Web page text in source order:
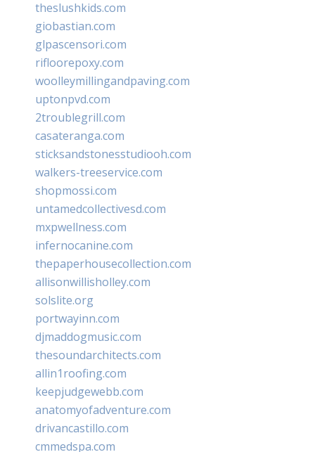
theslushkids.com
giobastian.com
glpascensori.com
rifloorepoxy.com
woolleymillingandpaving.com
uptonpvd.com
2troublegrill.com
casateranga.com
sticksandstonesstudiooh.com
walkers-treeservice.com
shopmossi.com
untamedcollectivesd.com
mxpwellness.com
infernocanine.com
thepaperhousecollection.com
allisonwillisholley.com
solslite.org
portwayinn.com
djmaddogmusic.com
thesoundarchitects.com
allin1roofing.com
keepjudgewebb.com
anatomyofadventure.com
drivancastillo.com
cmmedspa.com